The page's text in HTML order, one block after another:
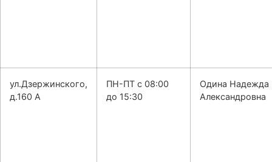
ул.Дзержинского,
д.160 А
ПН-ПТ с 08:00
до 15:30
Одина Надежда
Александровна